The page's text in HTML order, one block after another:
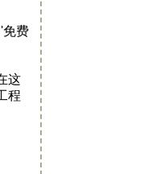
免费
这
程